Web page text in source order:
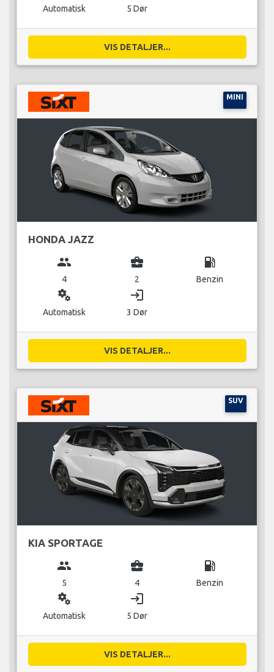
Automatisk 5 Dør
VIS DETALJER...
MINI
HONDA JAZZ
group
4
business_center
2
local_gas_station
Benzin
miscellaneous_services
Automatisk
login
3 Dør
VIS DETALJER...
SUV
KIA SPORTAGE
group
5
business_center
4
local_gas_station
Benzin
miscellaneous_services
Automatisk
login
5 Dør
VIS DETALJER...